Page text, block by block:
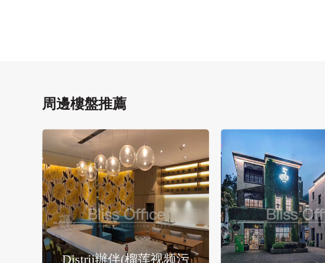
周邊樓盤推薦
Distrii辦伴(榴莲视频污